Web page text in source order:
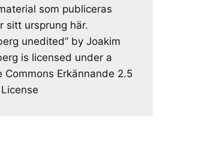
som publiceras
sitt ursprung här.
unedited” by Joakim
is licensed under a
Commons Erkännande 2.5